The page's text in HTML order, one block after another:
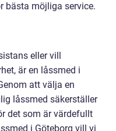
bästa möjliga service.
eller vill
är en låssmed i
att välja en
låssmed säkerställer
det som är värdefullt
i Göteborg vill vi